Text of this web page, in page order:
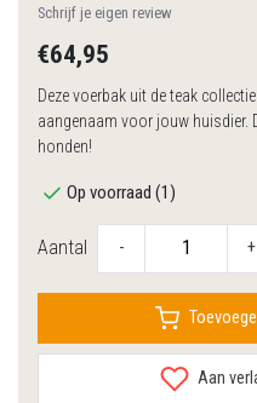
Schrijf je eigen review
€64,95
Deze voerbak uit de teak
aangenaam voor jouw huisdier.
honden!
Op voorraad (1)
Aantal - +
Aan